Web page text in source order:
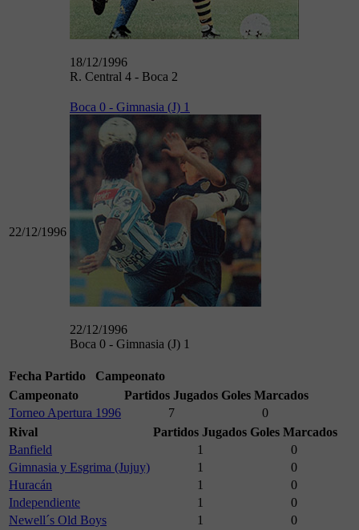
18/12/1996
R. Central 4 - Boca 2
22/12/1996
Boca 0 - Gimnasia (J) 1
22/12/1996
Boca 0 - Gimnasia (J) 1
Fecha Partido
Campeonato
Campeonato
Partidos Jugados Goles Marcados
Torneo Apertura 1996
7
0
Rival
Partidos Jugados Goles Marcados
Banfield
1
0
Gimnasia y Esgrima (Jujuy)
1
0
Huracán
1
0
Independiente
1
0
Newell´s Old Boys
1
0